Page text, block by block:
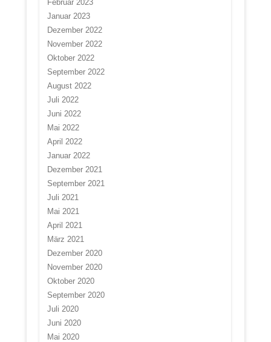
Februar 2023
Januar 2023
Dezember 2022
November 2022
Oktober 2022
September 2022
August 2022
Juli 2022
Juni 2022
Mai 2022
April 2022
Januar 2022
Dezember 2021
September 2021
Juli 2021
Mai 2021
April 2021
März 2021
Dezember 2020
November 2020
Oktober 2020
September 2020
Juli 2020
Juni 2020
Mai 2020